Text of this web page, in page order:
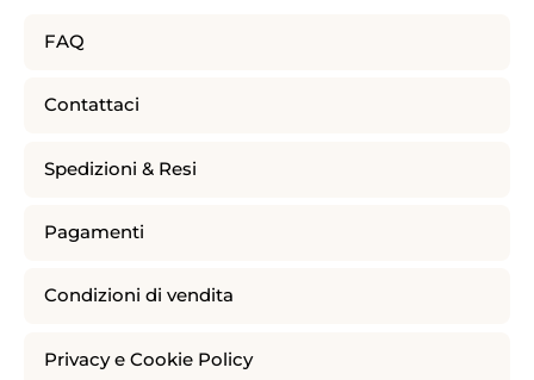
FAQ
Contattaci
Spedizioni & Resi
Pagamenti
Condizioni di vendita
Privacy e Cookie Policy